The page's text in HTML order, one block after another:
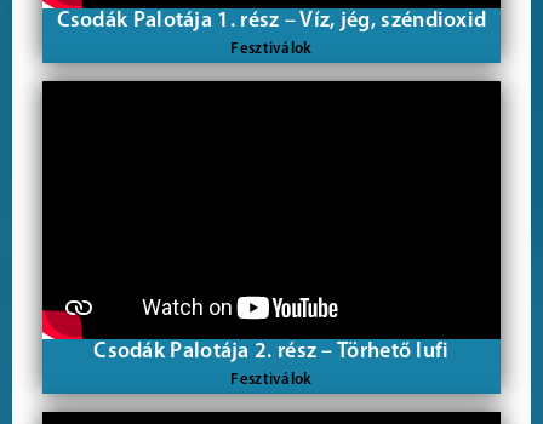
Csodák Palotája 1. rész – Víz, jég, széndioxid
Fesztiválok
Csodák Palotája 2. rész – Törhető lufi
Fesztiválok